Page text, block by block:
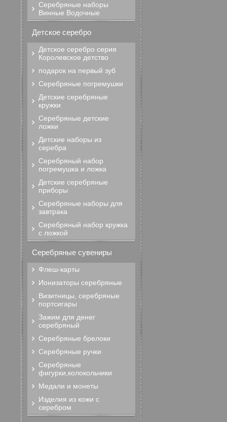
Серебряные наборы
Винные Водочные
Детское серебро
Детское серебро серия
Королевское детство
подарок на первый зуб
Серебряные погремушки
Детские серебряные
кружки
Серебряные детские
ложки
Детские наборы из
серебра
Серебряный набор
погремушка и ложка
Детские серебряные
приборы
Серебряные наборы для
завтрака
Серебряный набор кружка
с ложкой
Серебряные сувениры
Флеш-карты
Ионизаторы серебряные
Визитницы, серебряные
портсигары
Зажим для денег
серебряный
Серебряные брелоки
Серебряные ручки
Серебряные
фигурки,колокольчики
Медали и монеты
Изделия из кожи с
серебром